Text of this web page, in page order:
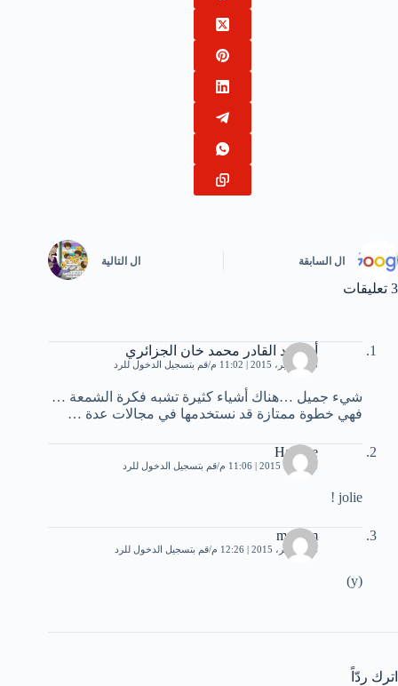
ال السابقة ال التالية
3 تعليقات
أبو عبد القادر محمد خان الجزائري
28 سبتمبر، 2015 | 11:02 م قم بتسجيل الدخول للرد
شيء جميل …هناك أشياء كثيرة تشبه فكرة الشمعة …
فهي خطوة ممتازة قد نستخدمها في مجالات عدة …
Hanane
4 أكتوبر، 2015 | 11:06 م قم بتسجيل الدخول للرد
jolie !
mariem
16 نوفمبر، 2015 | 12:26 م قم بتسجيل الدخول للرد
(y)
اترك ردّاً